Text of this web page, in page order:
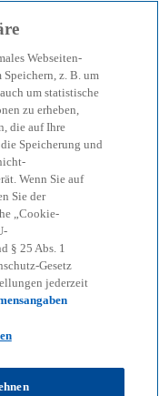
des
Weiterarbeit
Webseiten-
z. B. um
um statistische
zu erheben,
die auf Ihre
Speicherung und
Wenn Sie auf
Sie der
„Cookie-
§ 25 Abs. 1
Gesetz
jederzeit